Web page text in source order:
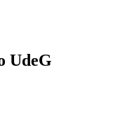
UdeG